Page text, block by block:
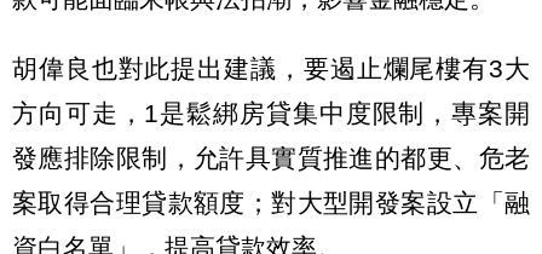
胡偉良也對此提出建議，要遏止爛尾樓有3大
方向可走，1是鬆綁房貸集中度限制，專案開
發應排除限制，允許具實質推進的都更、危老
案取得合理貸款額度；對大型開發案設立「融
資白名單」，提高貸款效率。